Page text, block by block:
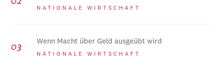
NATIONALE WIRTSCHAFT
Wenn Macht über Geld ausgeübt wird
NATIONALE WIRTSCHAFT